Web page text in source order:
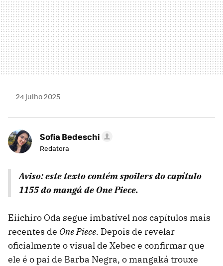
24 julho 2025
Sofia Bedeschi
Redatora
Aviso: este texto contém spoilers do capítulo
1155 do mangá de One Piece.
Eiichiro Oda segue imbatível nos capítulos mais
recentes de One Piece. Depois de revelar
oficialmente o visual de Xebec e confirmar que
ele é o pai de Barba Negra, o mangaká trouxe